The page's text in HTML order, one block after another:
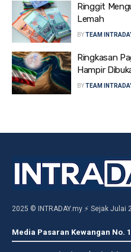
Ringgit
Lemah
BYTEAM
Ringkasan
Hampir
BYTEAM
2025 © INTRADAY.my ⚡ Sejak Julai
Media Pasaran Kewangan No.